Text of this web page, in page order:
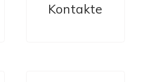
Kontakte